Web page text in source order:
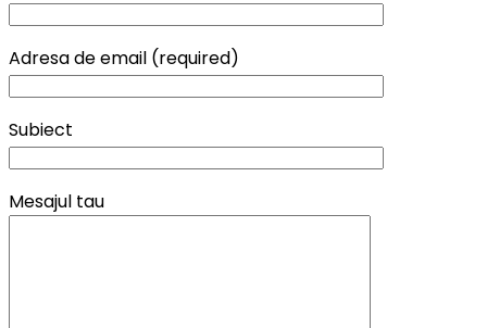
Adresa de email (required)
Subiect
Mesajul tau